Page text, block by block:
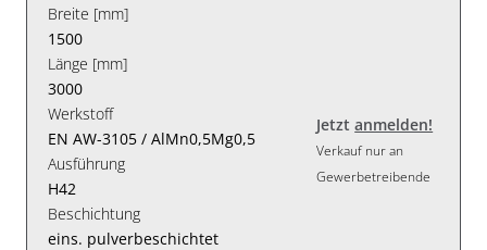
Breite [mm]
1500
Länge [mm]
3000
Werkstoff
EN AW-3105 / AlMn0,5Mg0,5
Ausführung
H42
Beschichtung
eins. pulverbeschichtet
Jetztanmelden!
Verkauf nur an
Gewerbetreibende